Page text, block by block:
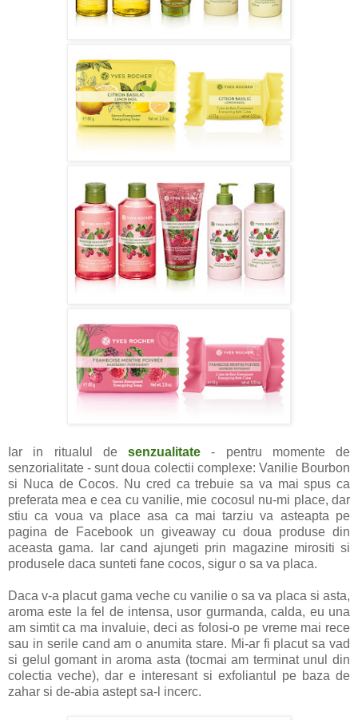
Iar in ritualul de senzualitate - pentru momente de
senzorialitate - sunt doua colectii complexe: Vanilie Bourbon
si Nuca de Cocos. Nu cred ca trebuie sa va mai spus ca
preferata mea e cea cu vanilie, mie cocosul nu-mi place, dar
stiu ca voua va place asa ca mai tarziu va asteapta pe
pagina de Facebook un giveaway cu doua produse din
aceasta gama. Iar cand ajungeti prin magazine mirositi si
produsele daca sunteti fane cocos, sigur o sa va placa.
Daca v-a placut gama veche cu vanilie o sa va placa si asta,
aroma este la fel de intensa, usor gurmanda, calda, eu una
am simtit ca ma invaluie, deci as folosi-o pe vreme mai rece
sau in serile cand am o anumita stare. Mi-ar fi placut sa vad
si gelul gomant in aroma asta (tocmai am terminat unul din
colectia veche), dar e interesant si exfoliantul pe baza de
zahar si de-abia astept sa-l incerc.